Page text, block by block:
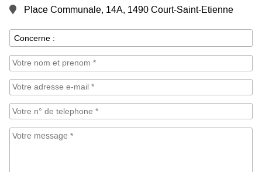
Place Communale, 14A, 1490 Court-Saint-Etienne